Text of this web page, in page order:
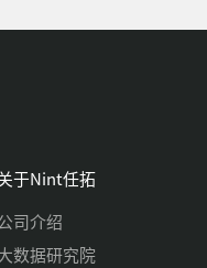
于Nint任拓
司介绍
数据研究院